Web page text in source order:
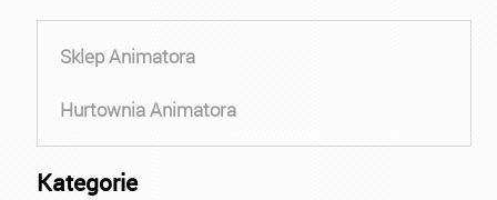
Sklep Animatora
Hurtownia Animatora
Kategorie